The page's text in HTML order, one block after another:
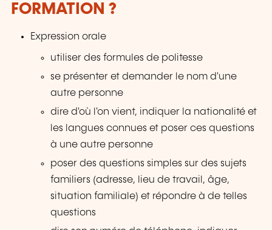
FORMATION ?
Expression orale
utiliser des formules de politesse
se présenter et demander le nom d'une
autre personne
dire d'où l'on vient, indiquer la nationalité et
les langues connues et poser ces questions
à une autre personne
poser des questions simples sur des sujets
familiers (adresse, lieu de travail, âge,
situation familiale) et répondre à de telles
questions